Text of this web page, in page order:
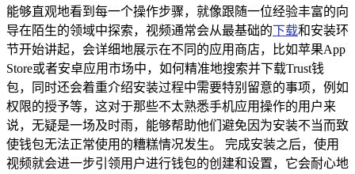
能够直观地看到每一个操作步骤，就像跟随一位经验丰富的向
导在陌生的领域中探索，视频通常会从最基础的下载和安装环
节开始讲起，会详细地展示在不同的应用商店，比如苹果App
Store或者安卓应用市场中，如何精准地搜索并下载Trust钱
包，同时还会着重介绍安装过程中需要特别留意的事项，例如
权限的授予等，这对于那些不太熟悉手机应用操作的用户来
说，无疑是一场及时雨，能够帮助他们避免因为安装不当而致
使钱包无法正常使用的糟糕情况发生。 完成安装之后，使用
视频就会进一步引领用户进行钱包的创建和设置，它会耐心地